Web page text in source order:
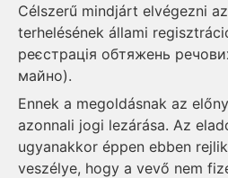
Célszerű mindjárt elvégezni
terhelésének állami
реєстрація обтяжень
майно).
Ennek a megoldásnak az
azonnali jogi lezárása. Az
ugyanakkor éppen ebben
veszélye, hogy a vevő nem